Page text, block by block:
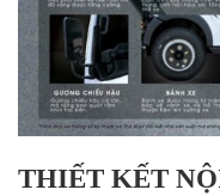
THIẾT KẾT